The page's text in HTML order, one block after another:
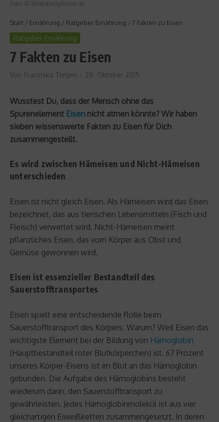
Foto: © thinkstockphotos.de
Start / Ernährung / Ratgeber Ernährung / 7 Fakten zu Eisen
Ratgeber Ernährung
7 Fakten zu Eisen
Von Franziska Tietjen 29. Oktober 2015
Wusstest Du, dass der Mensch ohne das
Spurenelement Eisen nicht atmen könnte? Wir haben
sieben wissenswerte Fakten zu Eisen für Dich
zusammengestellt.
Es wird zwischen Hämeisen und Nicht-Hämeisen
unterschieden
Eisen ist nicht gleich Eisen. Als Hämeisen wird das Eisen
bezeichnet, das aus tierischen Lebensmitteln (Fisch und
Fleisch) verwertet wird. Nicht-Hämeisen meint
pflanzliches Eisen, das vom Körper aus Obst und
Gemüse gewonnen wird.
Eisen ist essenzieller Bestandteil des
Sauerstofftransportes
Eisen spielt eine entscheidende Rolle beim
Sauerstofftransport des Körpers. Warum? Weil Eisen das
wichtigste Element bei der Bildung von Hämoglobin
(Hauptbestandteil roter Blutkörperchen) ist. 67 Prozent
unseres Körper-Eisens ist im Blut an das Hämoglobin
gebunden. Die Aufgabe des Hämoglobins besteht
wiederum darin, den Sauerstofftransport zu
gewährleisten. Jedes Hämoglobinmolekül ist aus vier
gleichartigen Eiweißketten zusammengesetzt. In deren